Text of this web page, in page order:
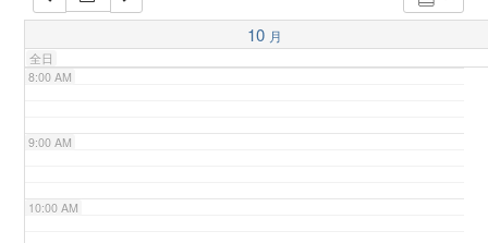
10 月
全日
7:00 AM
8:00 AM
9:00 AM
10:00 AM